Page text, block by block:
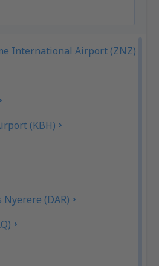
International Airport (ZNZ)
(KBH)
Nyerere (DAR)